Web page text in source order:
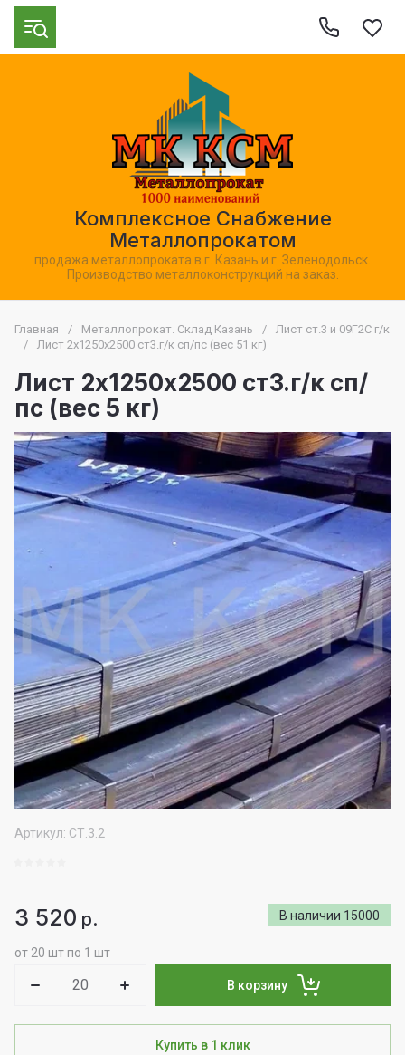
Комплексное Снабжение
Металлопрокатом
продажа металлопроката в г. Казань и г. Зеленодольск.
Производство металлоконструкций на заказ.
Главная / Металлопрокат. Склад Казань /
Лист ст.3 и 09Г2С г/к
/
Лист 2х1250х2500 ст3.г/к сп/пс (вес 51 кг)
Лист 2х1250х2500 ст3.г/к сп/
пс (вес 5 кг)
Артикул: СТ.3.2
В наличии 15000
3 520 р.
от 20 шт по 1 шт
В корзину
Купить в 1 клик